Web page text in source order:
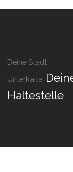
Deine Stadt
Unterkaka
Haltestelle